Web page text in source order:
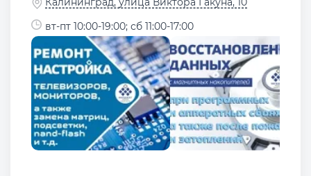
вт-пт 10:00-19:00; сб 11:00-17:00